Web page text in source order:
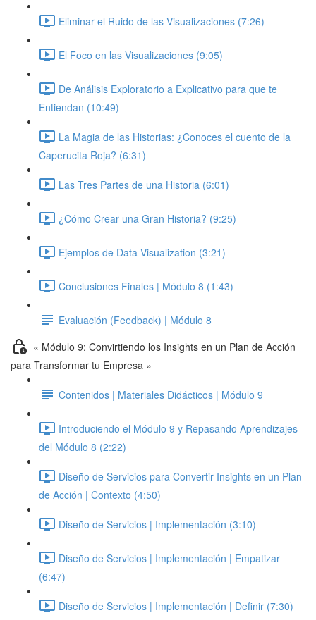
Eliminar el Ruido de las Visualizaciones (7:26)
El Foco en las Visualizaciones (9:05)
De Análisis Exploratorio a Explicativo para que te
Entiendan (10:49)
La Magia de las Historias: ¿Conoces el cuento de la
Caperucita Roja? (6:31)
Las Tres Partes de una Historia (6:01)
¿Cómo Crear una Gran Historia? (9:25)
Ejemplos de Data Visualization (3:21)
Conclusiones Finales | Módulo 8 (1:43)
Evaluación (Feedback) | Módulo 8
« Módulo 9: Convirtiendo los Insights en un Plan de Acción
para Transformar tu Empresa »
Contenidos | Materiales Didácticos | Módulo 9
Introduciendo el Módulo 9 y Repasando Aprendizajes
del Módulo 8 (2:22)
Diseño de Servicios para Convertir Insights en un Plan
de Acción | Contexto (4:50)
Diseño de Servicios | Implementación (3:10)
Diseño de Servicios | Implementación | Empatizar
(6:47)
Diseño de Servicios | Implementación | Definir (7:30)